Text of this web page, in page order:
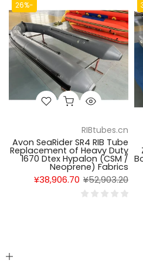
-26%
RIBtubes.cn
Avon SeaRider SR4 RIB Tube
Replacement of Heavy Duty
1670 Dtex Hypalon (CSM /
Neoprene) Fabrics
¥52,903.20
¥38,906.70